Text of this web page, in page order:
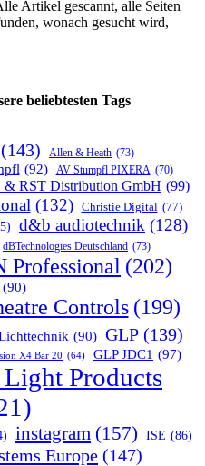
Artikel gescannt, alle Seiten
wonach gesucht wird,
beliebtesten Tags
(143) Allen & Heath (73)
(92) AV Stumpfl PIXERA (70)
RST Distribution GmbH (99)
(132) Christie Digital (77)
d&b audiotechnik (128)
dBTechnologies Deutschland (73)
Professional (202)
(90)
Controls (199)
(90) GLP (139)
X4 Bar 20 (64) GLP JDC1 (97)
Products
instagram (157) ISE (86)
Europe (147)